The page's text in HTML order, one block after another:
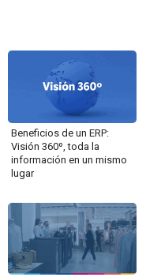
Beneficios de un ERP:
Visión 360º, toda la
información en un mismo
lugar